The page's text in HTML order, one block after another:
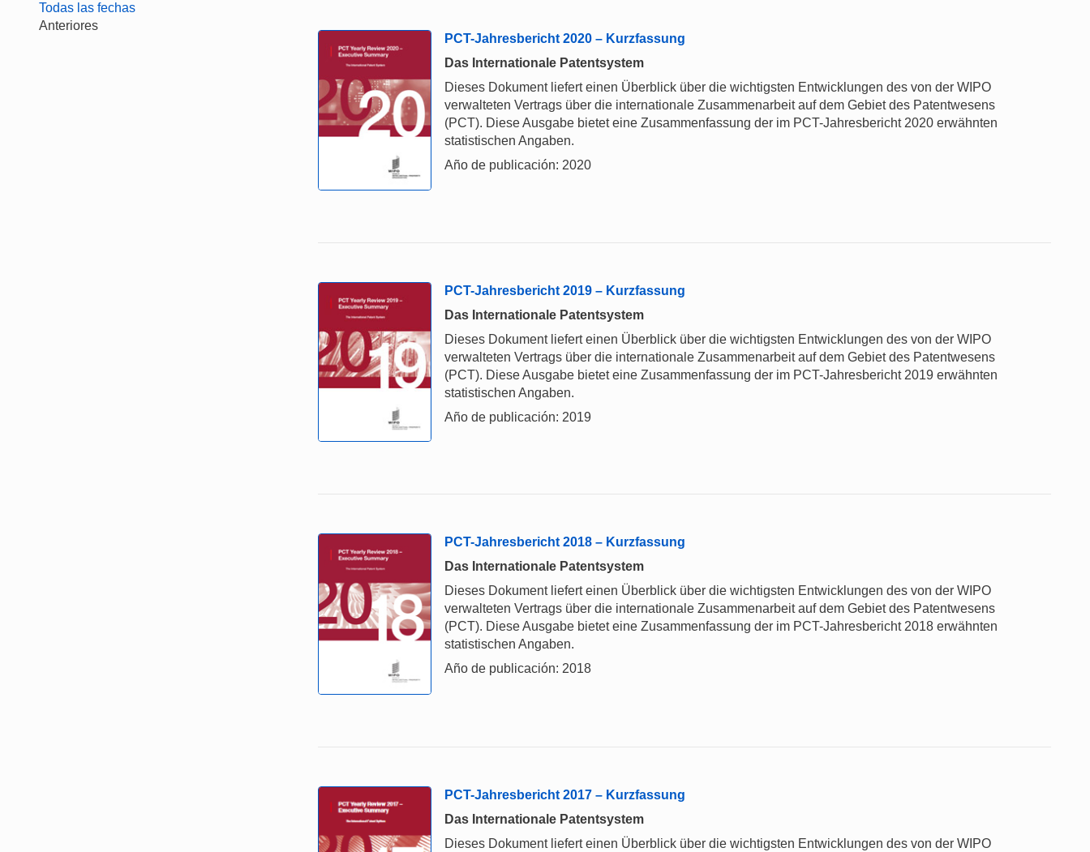
Todas las fechas
Anteriores
PCT-Jahresbericht 2020 – Kurzfassung
Das Internationale Patentsystem
Dieses Dokument liefert einen Überblick über die wichtigsten Entwicklungen des von der WIPO
verwalteten Vertrags über die internationale Zusammenarbeit auf dem Gebiet des Patentwesens
(PCT). Diese Ausgabe bietet eine Zusammenfassung der im PCT-Jahresbericht 2020 erwähnten
statistischen Angaben.
Año de publicación: 2020
PCT-Jahresbericht 2019 – Kurzfassung
Das Internationale Patentsystem
Dieses Dokument liefert einen Überblick über die wichtigsten Entwicklungen des von der WIPO
verwalteten Vertrags über die internationale Zusammenarbeit auf dem Gebiet des Patentwesens
(PCT). Diese Ausgabe bietet eine Zusammenfassung der im PCT-Jahresbericht 2019 erwähnten
statistischen Angaben.
Año de publicación: 2019
PCT-Jahresbericht 2018 – Kurzfassung
Das Internationale Patentsystem
Dieses Dokument liefert einen Überblick über die wichtigsten Entwicklungen des von der WIPO
verwalteten Vertrags über die internationale Zusammenarbeit auf dem Gebiet des Patentwesens
(PCT). Diese Ausgabe bietet eine Zusammenfassung der im PCT-Jahresbericht 2018 erwähnten
statistischen Angaben.
Año de publicación: 2018
PCT-Jahresbericht 2017 – Kurzfassung
Das Internationale Patentsystem
Dieses Dokument liefert einen Überblick über die wichtigsten Entwicklungen des von der WIPO